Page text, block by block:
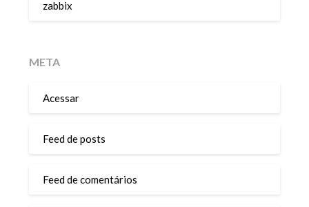
zabbix
META
Acessar
Feed de posts
Feed de comentários